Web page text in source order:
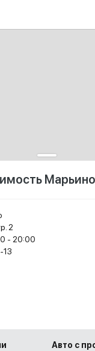
2
- 20:00
Авто с